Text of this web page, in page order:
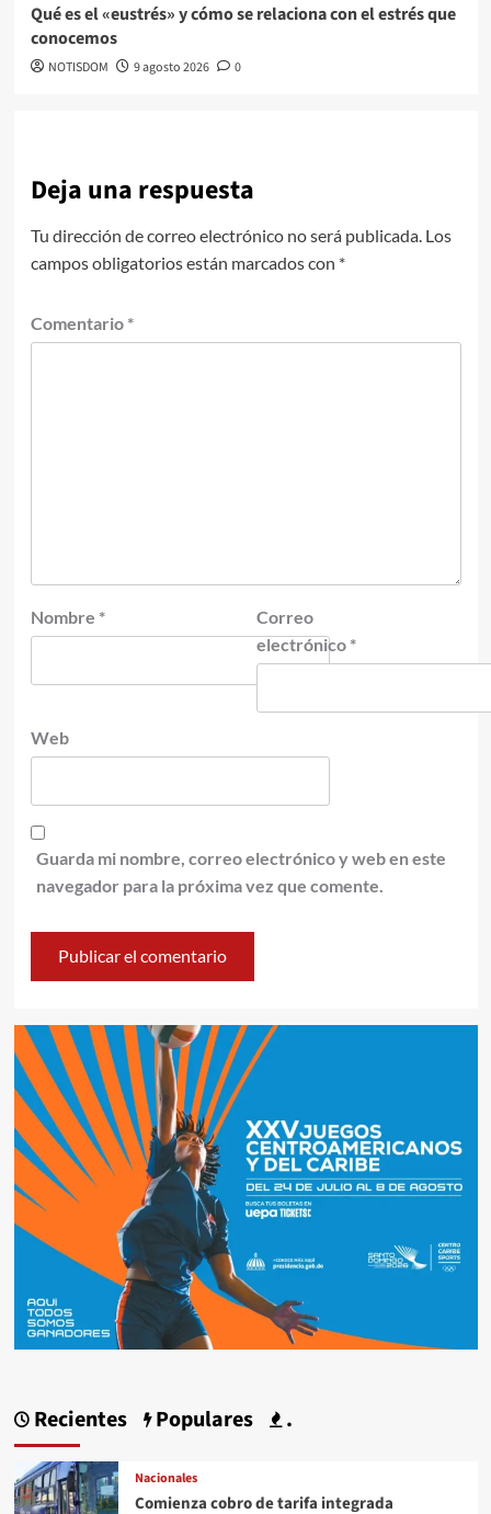
Qué es el «eustrés» y cómo se relaciona con el estrés que
conocemos
NOTISDOM 9 agosto 2026 0
Deja una respuesta
Tu dirección de correo electrónico no será publicada. Los
campos obligatorios están marcados con *
Comentario *
Nombre *
Correo
electrónico *
Web
Guarda mi nombre, correo electrónico y web en este
navegador para la próxima vez que comente.
Recientes Populares .
Nacionales
Comienza cobro de tarifa integrada